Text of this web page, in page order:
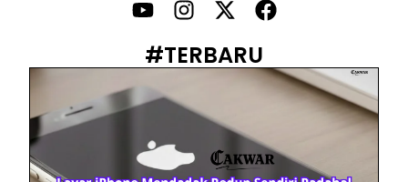
Prabowo Sebut ‘Londo Ireng’, Ray Rangkuti Desak DPR Bersikap, Ini Ulasan Politiknya
MAKI Soroti Penahanan Eks Jampidsus Febrie Adriansyah Tanpa Rompi Pink
#TERBARU